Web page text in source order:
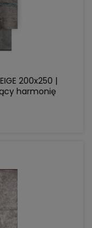
200x250 |
harmonię